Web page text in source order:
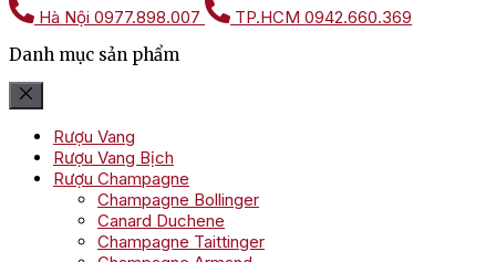
Hà Nội 0977.898.007 TP.HCM 0942.660.369
Danh mục sản phẩm
Rượu Vang
Rượu Vang Bịch
Rượu Champagne
Champagne Bollinger
Canard Duchene
Champagne Taittinger